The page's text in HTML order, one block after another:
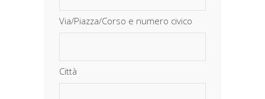
Via/Piazza/Corso e numero civico
Città